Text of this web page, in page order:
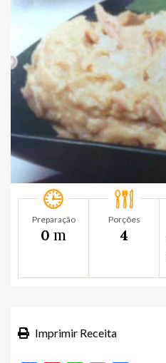
Preparação
0 m
Porções
4
Imprimir Receita